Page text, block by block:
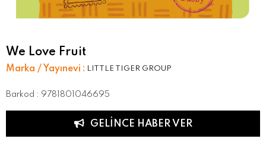
We Love Fruit
Marka / Yayınevi : LITTLE TIGER GROUP
Barkod : 9781801046695
GELINCE HABER VER